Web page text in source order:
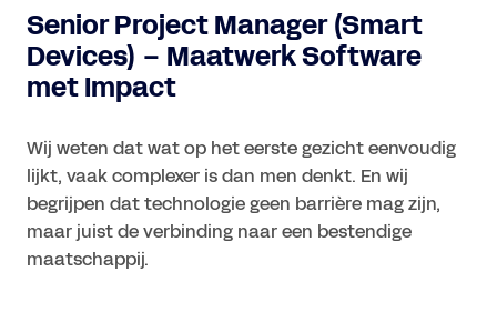
Senior Project Manager (Smart
Devices) – Maatwerk Software
met Impact
Wij weten dat wat op het eerste gezicht eenvoudig
lijkt, vaak complexer is dan men denkt. En wij
begrijpen dat technologie geen barrière mag zijn,
maar juist de verbinding naar een bestendige
maatschappij.